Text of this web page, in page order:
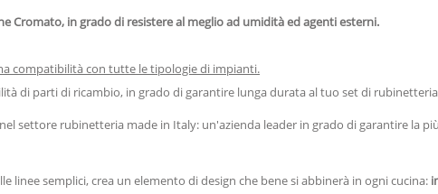
Cromato, in grado di resistere al meglio ad umidità ed agenti esterni.
compatibilità con tutte le tipologie di impianti.
di parti di ricambio, in grado di garantire lunga durata al tuo set di
settore rubinetteria made in Italy: un'azienda leader in grado di garantire la
linee semplici, crea un elemento di design che bene si abbinerà in ogni cucina: